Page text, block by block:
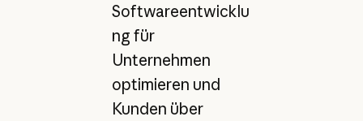
Softwareentwicklu
ng für
Unternehmen
optimieren und
Kunden über